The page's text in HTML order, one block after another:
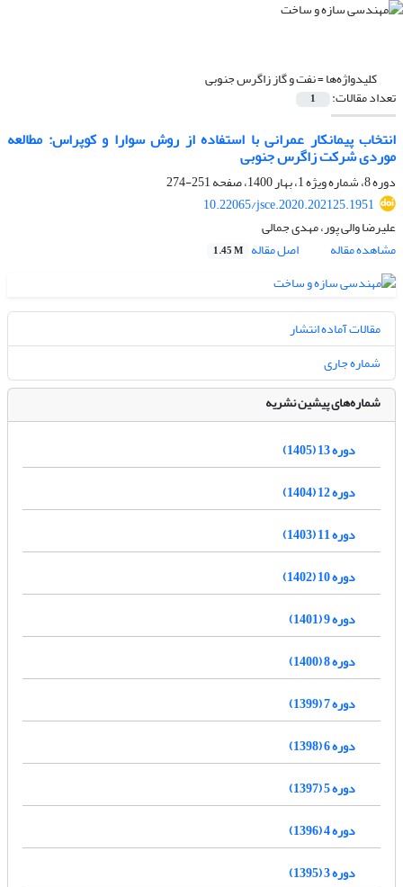
کلیدواژه‌ها =نفت و گاز زاگرس جنوبی
تعداد مقالات: 1
انتخاب پیمانکار عمرانی با استفاده از روش سوارا و کوپراس: مطالعه
موردی شرکت زاگرس جنوبی
دوره 8، شماره ویژه 1، بهار 1400، صفحه
251-274
10.22065/jsce.2020.202125.1951
علیرضا والی پور، مهدی جمالی
مشاهده مقاله
اصل مقاله 1.45 M
مقالات آماده انتشار
شماره جاری
شماره‌های پیشین نشریه
دوره 13 (1405)
دوره 12 (1404)
دوره 11 (1403)
دوره 10 (1402)
دوره 9 (1401)
دوره 8 (1400)
دوره 7 (1399)
دوره 6 (1398)
دوره 5 (1397)
دوره 4 (1396)
دوره 3 (1395)